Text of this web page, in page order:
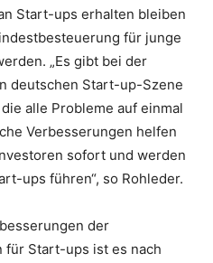
Start-ups erhalten bleiben
für junge
„Es gibt bei der
deutschen Start-up-Szene
alle Probleme auf einmal
Verbesserungen helfen
sofort und werden
ups führen“, so Rohleder.
der
für Start-ups ist es nach